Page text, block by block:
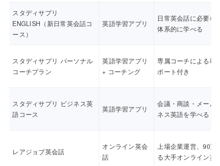
スタディサプリ
ENGLISH（新日常英会話コ
ース）
英語学習アプリ
日常英会話に必要な
体系的に学べる
スタディサプリ パーソナル
コーチプラン
英語学習アプリ
+ コーチング
専属コーチによる毎
ポート付き
スタディサプリ ビジネス英
語コース
英語学習アプリ
会議・商談・メール
ネス英語を学べる
レアジョブ英会話
オンライン英会
話
上場企業運営、90万
る大手オンライン英